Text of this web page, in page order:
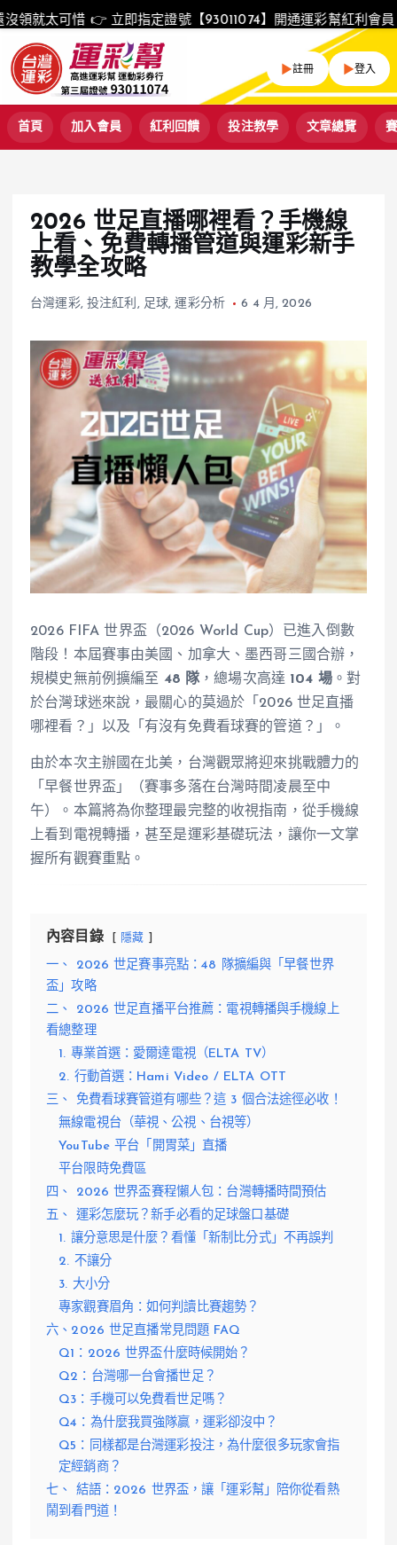
▶註冊 ▶登入
指定證號【93011074】開通運彩幫紅利會員 📊【運彩幫】免費
S
k
o
首頁 加入會員 紅利回饋 投注教學 文章總覽
2026 世足直播哪裡看？手機線
上看、免費轉播管道與運彩新手
教學全攻略
台灣運彩, 投注紅利 , 足球,運彩分析 6 4 月, 2026
2026 FIFA 世界盃（2026 World Cup）已進入倒數
階段！本屆賽事由美國、加拿大、墨西哥三國合辦，
規模史無前例擴編至 48 隊，總場次高達 104 場。對
於台灣球迷來說，最關心的莫過於「2026 世足直播
哪裡看？」以及「有沒有免費看球賽的管道？」。
由於本次主辦國在北美，台灣觀眾將迎來挑戰體力的
「早餐世界盃」（賽事多落在台灣時間凌晨至中
午）。本篇將為你整理最完整的收視指南，從手機線
上看到電視轉播，甚至是運彩基礎玩法，讓你一文掌
握所有觀賽重點。
內容目錄 隱藏
一、 2026 世足賽事亮點：48 隊擴編與「早餐世界
盃」攻略
二、 2026 世足直播平台推薦：電視轉播與手機線上
看總整理
1. 專業首選：愛爾達電視（ELTA TV）
2. 行動首選：Hami Video / ELTA OTT
三、 免費看球賽管道有哪些？這 3 個合法途徑必收！
無線電視台（華視、公視、台視等）
YouTube 平台「開胃菜」直播
平台限時免費區
四、 2026 世界盃賽程懶人包：台灣轉播時間預估
五、 運彩怎麼玩？新手必看的足球盤口基礎
1. 讓分意思是什麼？看懂「新制比分式」不再誤判
2. 不讓分
3. 大小分
專家觀賽眉角：如何判讀比賽趨勢？
六、2026 世足直播常見問題 FAQ
Q1：2026 世界盃什麼時候開始？
Q2：台灣哪一台會播世足？
Q3：手機可以免費看世足嗎？
Q4：為什麼我買強隊贏，運彩卻沒中？
Q5：同樣都是台灣運彩投注，為什麼很多玩家會指
定經銷商？
七、 結語：2026 世界盃，讓「運彩幫」陪你從看熱
鬧到看門道！